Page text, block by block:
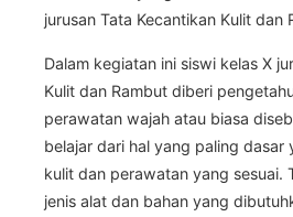
jurusan Tata Kecantikan Kulit dan
Dalam kegiatan ini siswi kelas X
Kulit dan Rambut diberi
perawatan wajah atau biasa
belajar dari hal yang paling dasar
kulit dan perawatan yang sesuai.
jenis alat dan bahan yang